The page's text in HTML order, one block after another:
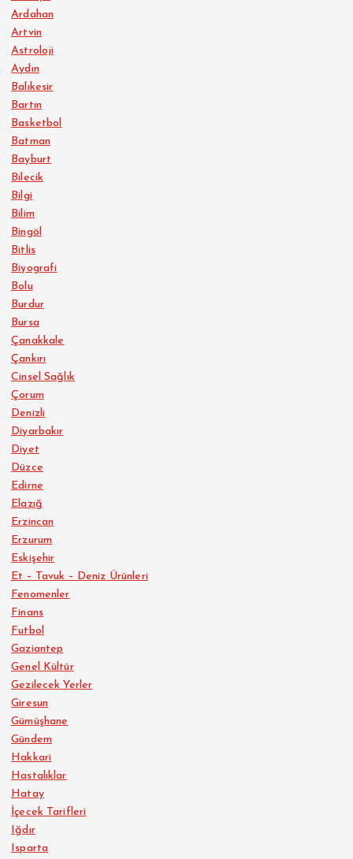
Ardahan
Artvin
Astroloji
Aydın
Balıkesir
Bartın
Basketbol
Batman
Bayburt
Bilecik
Bilgi
Bilim
Bingöl
Bitlis
Biyografi
Bolu
Burdur
Bursa
Çanakkale
Çankırı
Cinsel Sağlık
Çorum
Denizli
Diyarbakır
Diyet
Düzce
Edirne
Elazığ
Erzincan
Erzurum
Eskişehir
Et – Tavuk – Deniz Ürünleri
Fenomenler
Finans
Futbol
Gaziantep
Genel Kültür
Gezilecek Yerler
Giresun
Gümüşhane
Gündem
Hakkari
Hastalıklar
Hatay
İçecek Tarifleri
Iğdır
Isparta